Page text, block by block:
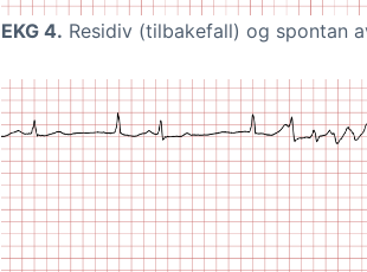
EKG 4. Residiv (tilbakefall) og spontan